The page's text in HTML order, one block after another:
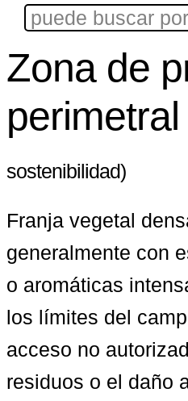
Zona de
perimetral
sostenibilidad)
Franja vegetal
generalmente con
o aromáticas
los límites del
acceso no
residuos o el daño